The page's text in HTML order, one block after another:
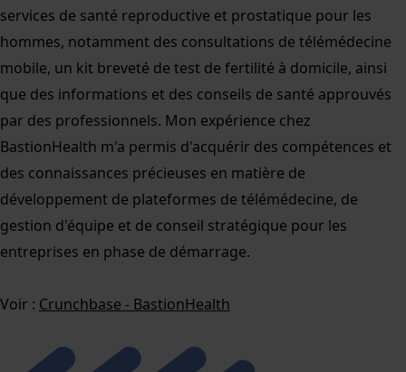
services de santé reproductive et prostatique pour les
hommes, notamment des consultations de télémédecine
mobile, un kit breveté de test de fertilité à domicile, ainsi
que des informations et des conseils de santé approuvés
par des professionnels. Mon expérience chez
BastionHealth m'a permis d'acquérir des compétences et
des connaissances précieuses en matière de
développement de plateformes de télémédecine, de
gestion d'équipe et de conseil stratégique pour les
entreprises en phase de démarrage.
Voir : Crunchbase - BastionHealth